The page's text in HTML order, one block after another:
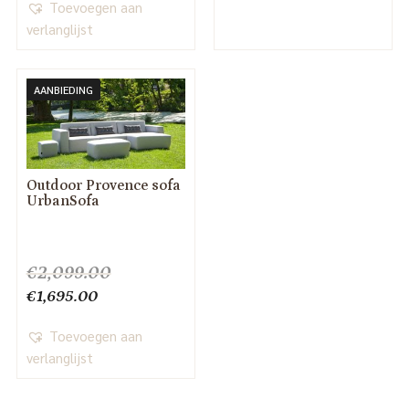
was:
Toevoegen aan
verlanglijst
AANBIEDING
Outdoor Provence sofa
UrbanSofa
€2,099.00
Oorspronkelijke
was:
€2,099.00.
€1,695.00Huidige
is:
Toevoegen aan
verlanglijst